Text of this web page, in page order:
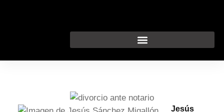
Jesús